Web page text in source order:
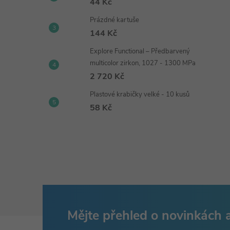
Prázdné kartuše
144 Kč
Explore Functional – Předbarvený
multicolor zirkon, 1027 - 1300 MPa
2 720 Kč
Plastové krabičky velké - 10 kusů
58 Kč
Mějte přehled o novinkách